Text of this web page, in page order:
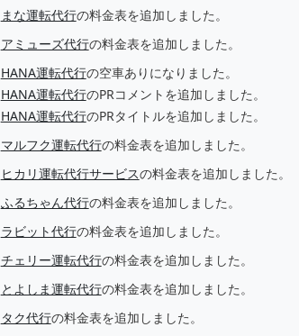
まな運転代行の料金表を追加しました。
アミューズ代行の料金表を追加しました。
HANA運転代行の空車ありになりました。
HANA運転代行のPRコメントを追加しました。
HANA運転代行のPRタイトルを追加しました。
マルフク運転代行の料金表を追加しました。
ヒカリ運転代行サービスの料金表を追加しました。
ふるちゃん代行の料金表を追加しました。
ラビット代行の料金表を追加しました。
チェリー運転代行の料金表を追加しました。
とよしま運転代行の料金表を追加しました。
タク代行の料金表を追加しました。